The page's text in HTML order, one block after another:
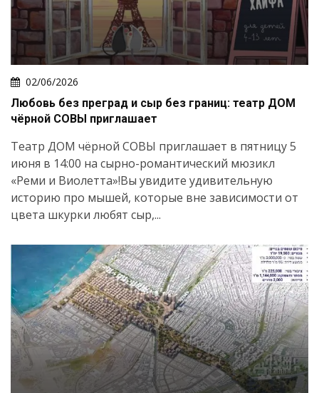
02/06/2026
Любовь без преград и сыр без границ: театр ДОМ
чёрной СОВЫ приглашает
Театр ДОМ чёрной СОВЫ приглашает в пятницу 5
июня в 14:00 на сырно-романтический мюзикл
«Реми и Виолетта»!Вы увидите удивительную
историю про мышей, которые вне зависимости от
цвета шкурки любят сыр,...